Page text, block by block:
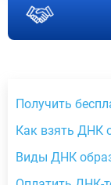
Получить
Как взять ДНК
Виды ДНК